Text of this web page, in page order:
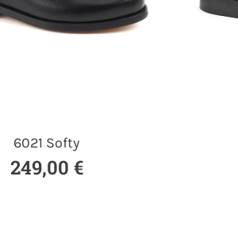
6021 Softy
249,00 €